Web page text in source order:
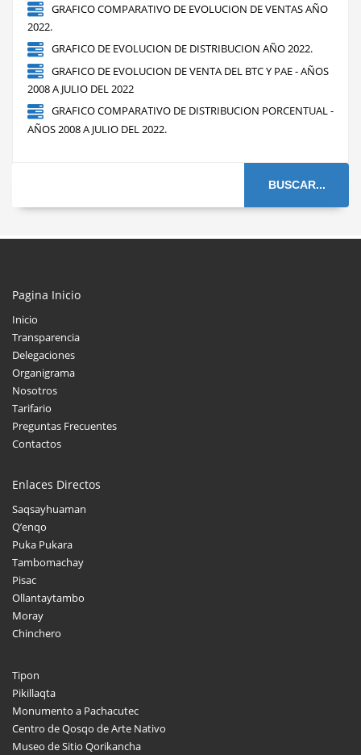
GRAFICO COMPARATIVO DE EVOLUCION DE VENTAS AÑO
2022.
GRAFICO DE EVOLUCION DE DISTRIBUCION AÑO 2022.
GRAFICO DE EVOLUCION DE VENTA DEL BTC Y PAE - AÑOS
2008 A JULIO DEL 2022
GRAFICO COMPARATIVO DE DISTRIBUCION PORCENTUAL -
AÑOS 2008 A JULIO DEL 2022.
BUSCAR...
Pagina Inicio
Inicio
Transparencia
Delegaciones
Organigrama
Nosotros
Tarifario
Preguntas Frecuentes
Contactos
Enlaces Directos
Saqsayhuaman
Q’enqo
Puka Pukara
Tambomachay
Pisac
Ollantaytambo
Moray
Chinchero
Tipon
Pikillaqta
Monumento a Pachacutec
Centro de Qosqo de Arte Nativo
Museo de Sitio Qorikancha